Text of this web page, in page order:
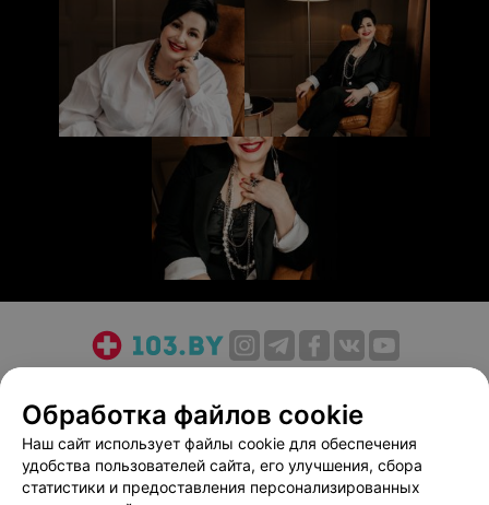
Медицинский маркетинг
Публичный договор
Пользовательское соглашение
Способы оплаты
Вакансии
Партнеры
Написать руководителю 103.by
Обработка файлов cookie
Наш сайт использует файлы cookie для обеспечения
удобства пользователей сайта, его улучшения, сбора
статистики и предоставления персонализированных